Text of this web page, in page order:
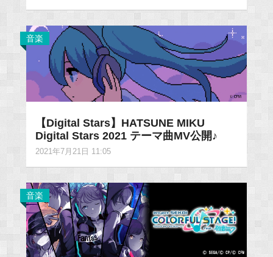
音楽
【Digital Stars】HATSUNE MIKU
Digital Stars 2021 テーマ曲MV公開♪
2021年7月21日 11:05
音楽